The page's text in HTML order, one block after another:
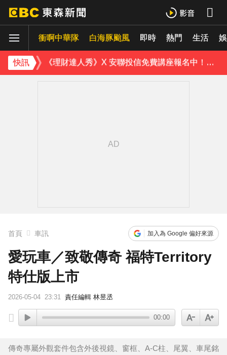
衝啊中華隊 白海豚颱風 即時 熱門 生活
快訊
下載東森App，隨時掌握天下大小事！
《理財達人秀》X 安聯投信免費講座報名中！搶先卡位 2027
首頁 車訊 加入為 Google 偏好來源
愛玩車／致敬傳奇 福特Territory
特仕版上市
2026-05-04 23:31 責任編輯 林昱丞
00:00
傳奇專屬外觀套件包含外後視鏡、窗框、A-C柱、尾翼、車尾銘